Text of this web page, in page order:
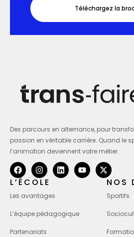
Téléchargez la
Des parcours en alternance, pour
passion en véritable carrière. Quand le
l’animation deviennent votre métier.
L’ÉCOLE
Les avantages
L’équipe pédagogique
Partenariats
NOS
Sportifs